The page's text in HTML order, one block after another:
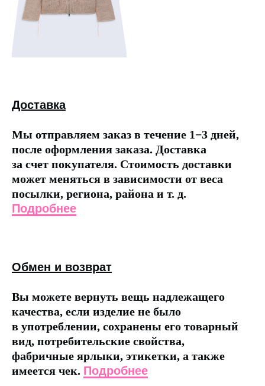
Доставка
Мы отправляем заказ в течение 1−3 дней,
после оформления заказа. Доставка
за счет покупателя. Стоимость доставки
может меняться в зависимости от веса
посылки, региона, района и т. д.
Подробнее
Обмен и возврат
Вы можете вернуть вещь надлежащего
качества, если изделие не было
в употреблении, сохранены его товарный
вид, потребительские свойства,
фабричные ярлыки, этикетки, а также
имеется чек. Подробнее